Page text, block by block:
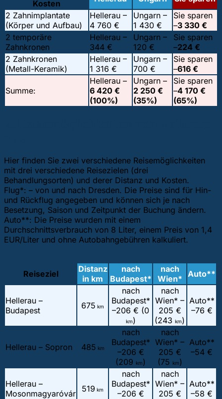
Kosten
2 Zahnimplantate
(Körper und Aufbau)
Hellerau –
4 760 €
Ungarn –
1 430 €
Sie sparen
–3 330 €
2 temporäre
Zahnkronen
Hellerau –
344 €
Ungarn –
120 €
Sie sparen
–224 €
2 Zahnkronen
(Metall-Keramik)
Hellerau –
1 316 €
Ungarn –
700 €
Sie sparen
–616 €
Summe:
Hellerau –
6 420 €
(100%)
Ungarn –
2 250 €
(35%)
Sie sparen
–4 170 €
(65%)
Hier finden Sie zwei verschiedene Reisemöglichkeiten
mit drei verschiedene Reisezielen (drei
Behandlungsorten) und derer Distanz und Kosten.
Flug*: – von und nach Dresden. Die Preise sind für Hin-
und Rückflug angegeben und können sich je nach
Besetzung, Saison und Zeitpunkt der Buchung ändern.
Auto**: Die Preise wurden mit einem
Durchschnittsverbrauch von 8 Liter, einem Preis von 1,4
EUR/Liter und ohne Autobahngebühren kalkuliert.
Reiseziel
Distanz
in km
nach
Budapest*
nach
Wien* Auto**
Hellerau –
Budapest
675 km
nach
Budapest*
–206 € (0
km)
nach
Wien* –
205 €
(243 km)
Auto**
–76 €
Hellerau – Sopron 485 km
nach
Budapest*
–206 €
(209 km)
nach
Wien* –
205 €
(75 km)
Auto**
–54 €
Hellerau –
Mosonmagyaróvár
519 km
nach
Budapest*
–206 €
nach
Wien* –
205 €
Auto**
–58 €